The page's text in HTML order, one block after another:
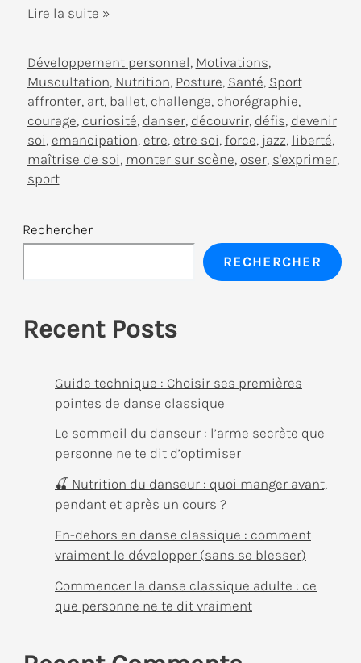
Pourquoi
hommes
devraient
(vraiment)
se
mettre
à
danse
Lire la suite »
Développement personnel, Motivations,
Muscultation, Nutrition, Posture, Santé, Sport
affronter, art, ballet, challenge, chorégraphie,
courage, curiosité, danser, découvrir, défis, devenir
soi, emancipation, etre, etre soi, force, jazz, liberté,
maîtrise de soi, monter sur scène, oser, s'exprimer,
sport
Rechercher
RECHERCHER
Recent Posts
Guide technique : Choisir ses premières
pointes de danse classique
Le sommeil du danseur : l’arme secrète que
personne ne te dit d’optimiser
🍒 Nutrition du danseur : quoi manger avant,
pendant et après un cours ?
En-dehors en danse classique : comment
vraiment le développer (sans se blesser)
Commencer la danse classique adulte : ce
que personne ne te dit vraiment